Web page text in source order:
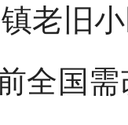
老旧
全国